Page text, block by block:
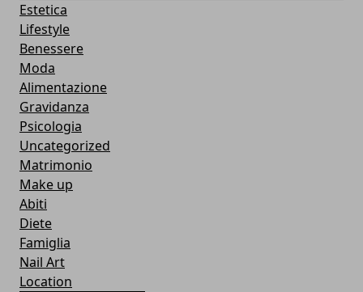
Estetica
Lifestyle
Benessere
Moda
Alimentazione
Gravidanza
Psicologia
Uncategorized
Matrimonio
Make up
Abiti
Diete
Famiglia
Nail Art
Location